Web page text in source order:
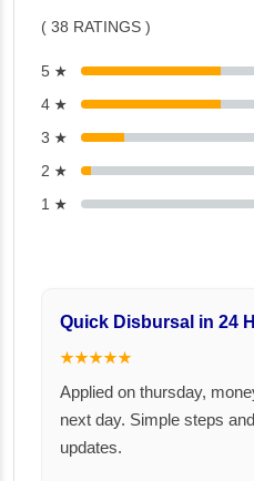
( 38 RATINGS )
5 ★
4 ★
3 ★
2 ★
1 ★
Quick Disbursal in 24
★★★★★
Applied on thursday,
next day. Simple steps
updates.